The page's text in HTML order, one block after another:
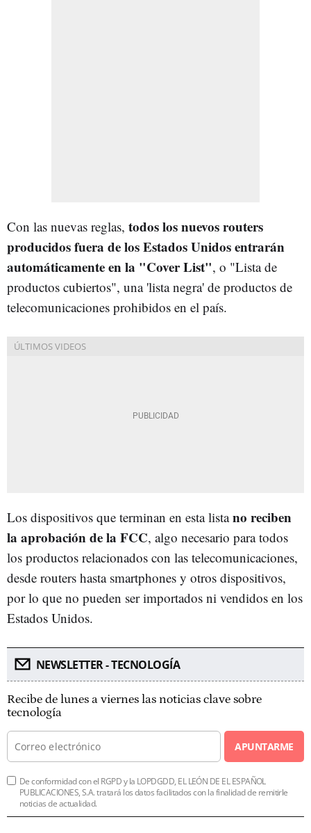
Con las nuevas reglas, todos los nuevos routers
producidos fuera de los Estados Unidos entrarán
automáticamente en la "Cover List", o "Lista de
productos cubiertos", una 'lista negra' de productos de
telecomunicaciones prohibidos en el país.
Los dispositivos que terminan en esta listano reciben
la aprobación de la FCC, algo necesario para todos
los productos relacionados con las telecomunicaciones,
desde routers hasta smartphones y otros dispositivos,
por lo que no pueden ser importados ni vendidos en los
Estados Unidos.
NEWSLETTER - TECNOLOGÍA
Recibe de lunes a viernes las noticias clave sobre
tecnología
APUNTARME
De conformidad con el RGPD y la LOPDGDD, EL LEÓN DE EL ESPAÑOL
PUBLICACIONES, S.A. tratará los datos facilitados con la finalidad de remitirle
noticias de actualidad.